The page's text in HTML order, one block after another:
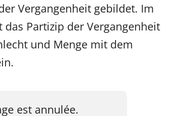
Vergangenheit gebildet. Im
das Partizip der Vergangenheit
und Menge mit dem
est annulée.